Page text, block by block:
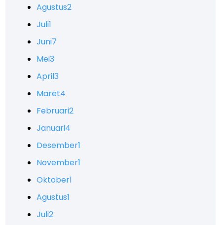
Agustus2
Juli1
Juni7
Mei3
April3
Maret4
Februari2
Januari4
Desember1
November1
Oktober1
Agustus1
Juli2